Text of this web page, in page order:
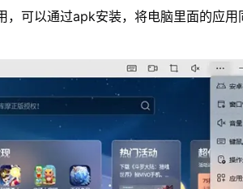
，可以通过apk安装，将电脑里面的应用